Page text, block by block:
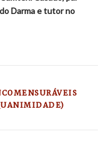
Darma e tutor no